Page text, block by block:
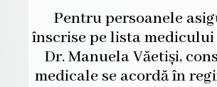
Pentru persoanele
înscrise pe lista
Dr. Manuela Văetiși,
medicale se acordă în